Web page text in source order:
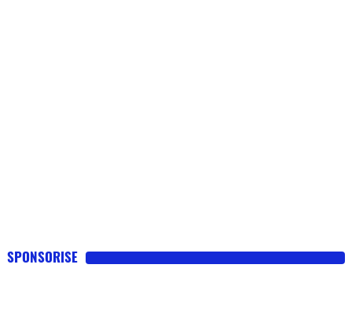
SPONSORISE